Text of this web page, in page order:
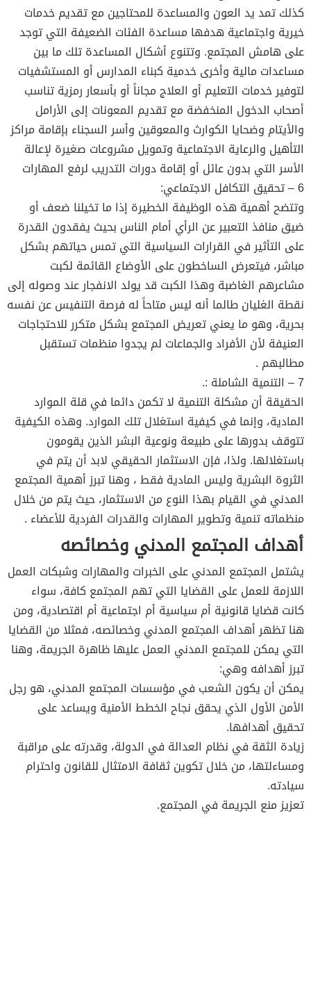
كذلك تمد يد العون والمساعدة للمحتاجين مع تقديم خدمات
خيرية واجتماعية هدفها مساعدة الفئات الضعيفة التي توجد
على هامش المجتمع. وتتنوع أشكال المساعدة تلك ما بين
مساعدات مالية وأخرى خدمية كبناء المدارس أو المستشفيات
لتوفير خدمات التعليم أو العلاج مجاناً أو بأسعار رمزية تناسب
أصحاب الدخول المنخفضة مع تقديم المعونات إلى الأرامل
والأيتام وضحايا الكوارث والمعوقين وأسر السجناء بإقامة مراكز
التأهيل والرعاية الاجتماعية وتمويل مشروعات صغيرة لإعالة
الأسر التي بدون عائل أو إقامة دورات التدريب لرفع المهارات
6 – تحقيق التكافل الاجتماعي:
وتتضح أهمية هذه الوظيفة الخطيرة إذا ما تخيلنا ضعف أو
ضيق منافذ التعبير عن الرأي أمام الناس بحيث يفقدون القدرة
على التأثير في القرارات السياسية التي تمس حياتهم بشكل
مباشر، فيتعرض الساخطون على الأوضاع القائمة لكبت
مشاعرهم الغاضبة وهذا الكبت قد يولد الانفجار عند وصوله إلى
نقطة الغليان طالما أنه ليس متاحاً له فرصة التنفيس عن نفسه
بحرية، وهو ما يعني تعريض المجتمع بشكل متكرر للاحتجاجات
العنيفة لأن الأفراد والجماعات لم يجدوا منظمات تستقبل
مطالبهم .
7 – التنمية الشاملة :.
الحقيقة أن مشكلة التنمية لا تكمن دائما في قلة الموارد
المادية، وإنما في كيفية استغلال تلك الموارد. وهذه الكيفية
تتوقف بدورها على طبيعة ونوعية البشر الذين يقومون
باستغلالها. ولذا، فإن الاستثمار الحقيقي لابد أن يتم في
الثروة البشرية وليس المادية فقط ، وهنا تبرز أهمية المجتمع
المدني في القيام بهذا النوع من الاستثمار، حيث يتم من خلال
منظماته تنمية وتطوير المهارات والقدرات الفردية للأعضاء .
أهداف المجتمع المدني وخصائصه
يشتمل المجتمع المدني على الخبرات والمهارات وشبكات العمل
اللازمة للعمل على القضايا التي تهم المجتمع كافة، سواء
كانت قضايا قانونية أم سياسية أم اجتماعية أم اقتصادية، ومن
هنا تظهر أهداف المجتمع المدني وخصائصه، فمثلا من القضايا
التي يمكن للمجتمع المدني العمل عليها ظاهرة الجريمة، وهنا
تبرز أهدافه وهي:
يمكن أن يكون الشعب في مؤسسات المجتمع المدني، هو رجل
الأمن الأول الذي يحقق نجاح الخطط الأمنية ويساعد على
تحقيق أهدافها.
زيادة الثقة في نظام العدالة في الدولة، وقدرته على مراقبة
ومساءلتها، من خلال تكوين ثقافة الامتثال للقانون واحترام
سيادته.
تعزيز منع الجريمة في المجتمع.